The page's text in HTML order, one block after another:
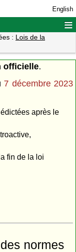
English
≡
: Lois de la
officielle.
7 décembre 2023
après le
fin de la loi
normes